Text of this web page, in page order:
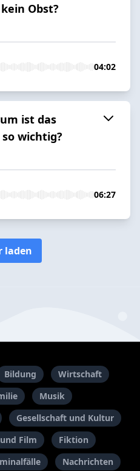
Obst?
04:02
ist das
wichtig?
06:27
laden
Bildung
Wirtschaft
Musik
Gesellschaft und Kultur
Film
Fiktion
Nachrichten